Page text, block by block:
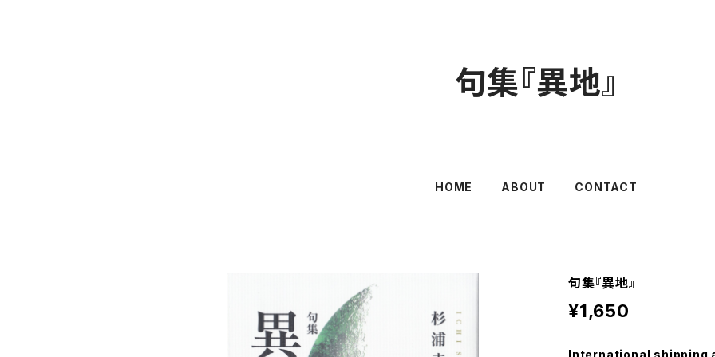
句集『異地』
HOME ABOUT CONTACT
句集『異地』
¥1,650
International shipping